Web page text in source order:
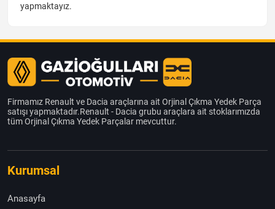
yapmaktayız.
Firmamız Renault ve Dacia araçlarına ait Orjinal Çıkma Yedek Parça
satışı yapmaktadır.Renault - Dacia grubu araçlara ait stoklarımızda
tüm Orjinal Çıkma Yedek Parçalar mevcuttur.
Kurumsal
Anasayfa